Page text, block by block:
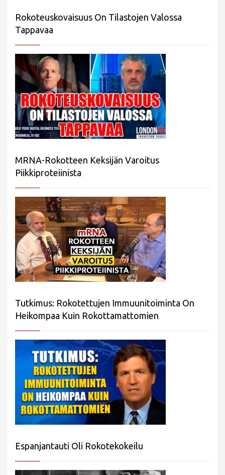
Rokoteuskovaisuus On Tilastojen Valossa
Tappavaa
MRNA-Rokotteen Keksijän Varoitus
Piikkiproteiinista
Tutkimus: Rokotettujen Immuunitoiminta On
Heikompaa Kuin Rokottamattomien
Espanjantauti Oli Rokotekokeilu